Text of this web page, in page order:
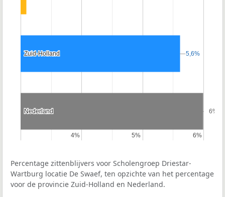
4%
4% 5%
5% 6%
6%
Zuid-Holland
Zuid-Holland
Nederland
Nederland
5,6%
5,6%
6%
6%
Percentage zittenblijvers voor Scholengroep Driestar-
Wartburg locatie De Swaef, ten opzichte van het percentage
voor de provincie Zuid-Holland en Nederland.